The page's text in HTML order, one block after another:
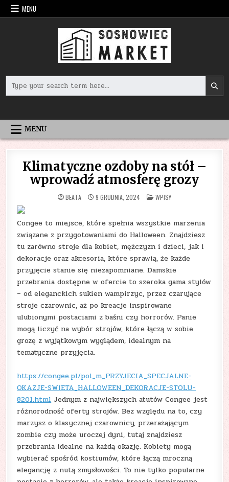
Skip
to
MENU
for:
MENU
Klimatyczne ozdoby na stół –
wprowadź atmosferę grozy
BEATA 9 GRUDNIA, 2024 POSTED
IN
WPISY
Congee to miejsce, które spełnia wszystkie marzenia
związane z przygotowaniami do Halloween. Znajdziesz
tu zarówno stroje dla kobiet, mężczyzn i dzieci, jak i
dekoracje oraz akcesoria, które sprawią, że każde
przyjęcie stanie się niezapomniane. Damskie
przebrania dostępne w ofercie to szeroka gama stylów
– od eleganckich sukien wampirzyc, przez czarujące
stroje czarownic, aż po kreacje inspirowane
ulubionymi postaciami z baśni czy horrorów. Panie
mogą liczyć na wybór strojów, które łączą w sobie
grozę z wyjątkowym wyglądem, idealnym na
tematyczne przyjęcia.
https://congee.pl/pol_m_PRZYJECIA_SPECJALNE-
OKAZJE-SWIETA_HALLOWEEN_DEKORACJE-STOLU-
8201.html Jednym z największych atutów Congee jest
różnorodność oferty strojów. Bez względu na to, czy
marzysz o klasycznej czarownicy, przerażającym
zombie czy może uroczej dyni, tutaj znajdziesz
przebrania idealne na każdą okazję. Kobiety mogą
wybierać spośród kostiumów, które łączą mroczną
elegancję z nutą zmysłowości. To nie tylko popularne